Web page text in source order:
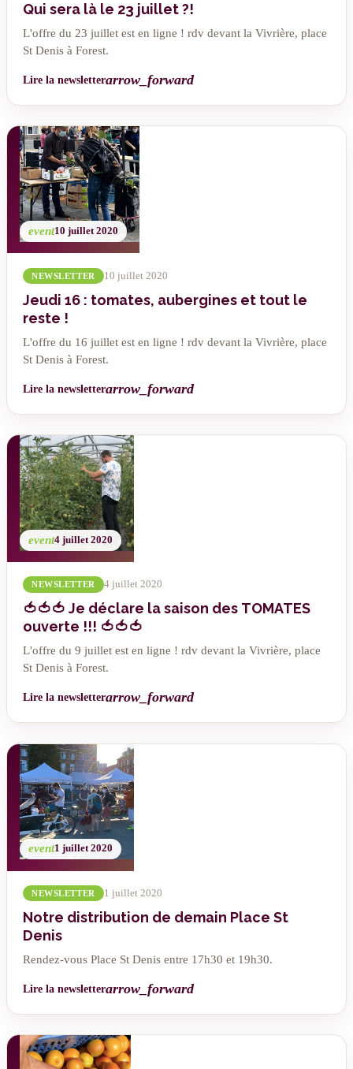
Qui sera là le 23 juillet ?!
L'offre du 23 juillet est en ligne ! rdv devant la Vivrière, place
St Denis à Forest.
Lire la newsletterarrow_forward
event10 juillet 2020
NEWSLETTER 10 juillet 2020
Jeudi 16 : tomates, aubergines et tout le
reste !
L'offre du 16 juillet est en ligne ! rdv devant la Vivrière, place
St Denis à Forest.
Lire la newsletterarrow_forward
event4 juillet 2020
NEWSLETTER 4 juillet 2020
🍅🍅🍅 Je déclare la saison des TOMATES
ouverte !!! 🍅🍅🍅
L'offre du 9 juillet est en ligne ! rdv devant la Vivrière, place
St Denis à Forest.
Lire la newsletterarrow_forward
event1 juillet 2020
NEWSLETTER 1 juillet 2020
Notre distribution de demain Place St
Denis
Rendez-vous Place St Denis entre 17h30 et 19h30.
Lire la newsletterarrow_forward